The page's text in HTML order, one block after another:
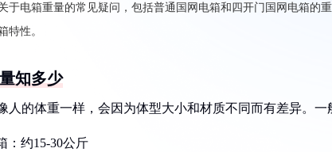
于电箱重量的常见疑问，包括普通国网电箱和四开门国网电箱的
特性。
知多少
人的体重一样，会因为体型大小和材质不同而有差异。一
：约15-30公斤